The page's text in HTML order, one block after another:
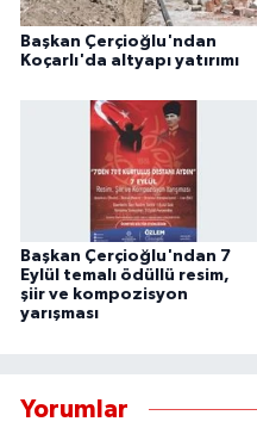
Başkan Çerçioğlu'ndan
Koçarlı'da altyapı yatırımı
Başkan Çerçioğlu'ndan 7
Eylül temalı ödüllü resim,
şiir ve kompozisyon
yarışması
Yorumlar